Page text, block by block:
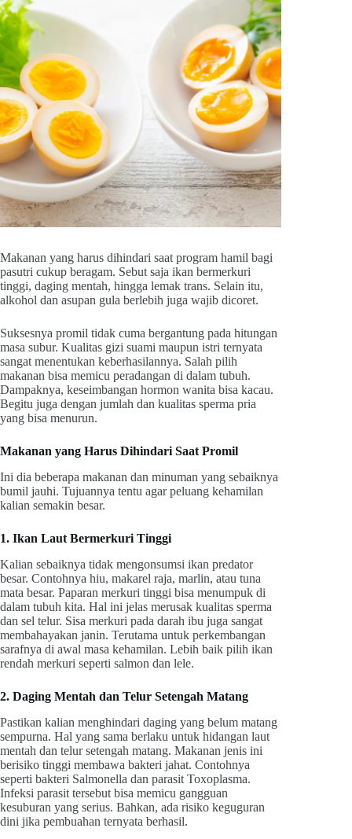
Makanan yang harus dihindari saat program hamil bagi
pasutri cukup beragam. Sebut saja ikan bermerkuri
tinggi, daging mentah, hingga lemak trans. Selain itu,
alkohol dan asupan gula berlebih juga wajib dicoret.
Suksesnya promil tidak cuma bergantung pada hitungan
masa subur. Kualitas gizi suami maupun istri ternyata
sangat menentukan keberhasilannya. Salah pilih
makanan bisa memicu peradangan di dalam tubuh.
Dampaknya, keseimbangan hormon wanita bisa kacau.
Begitu juga dengan jumlah dan kualitas sperma pria
yang bisa menurun.
Makanan yang Harus Dihindari Saat Promil
Ini dia beberapa makanan dan minuman yang sebaiknya
bumil jauhi. Tujuannya tentu agar peluang kehamilan
kalian semakin besar.
1. Ikan Laut Bermerkuri Tinggi
Kalian sebaiknya tidak mengonsumsi ikan predator
besar. Contohnya hiu, makarel raja, marlin, atau tuna
mata besar. Paparan merkuri tinggi bisa menumpuk di
dalam tubuh kita. Hal ini jelas merusak kualitas sperma
dan sel telur. Sisa merkuri pada darah ibu juga sangat
membahayakan janin. Terutama untuk perkembangan
sarafnya di awal masa kehamilan. Lebih baik pilih ikan
rendah merkuri seperti salmon dan lele.
2. Daging Mentah dan Telur Setengah Matang
Pastikan kalian menghindari daging yang belum matang
sempurna. Hal yang sama berlaku untuk hidangan laut
mentah dan telur setengah matang. Makanan jenis ini
berisiko tinggi membawa bakteri jahat. Contohnya
seperti bakteri Salmonella dan parasit Toxoplasma.
Infeksi parasit tersebut bisa memicu gangguan
kesuburan yang serius. Bahkan, ada risiko keguguran
dini jika pembuahan ternyata berhasil.